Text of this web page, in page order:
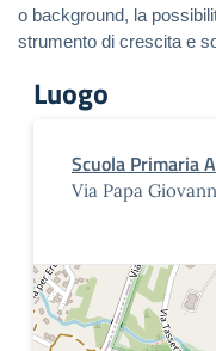
o background, la
strumento di crescita e
Luogo
Scuola Primaria
Via Papa